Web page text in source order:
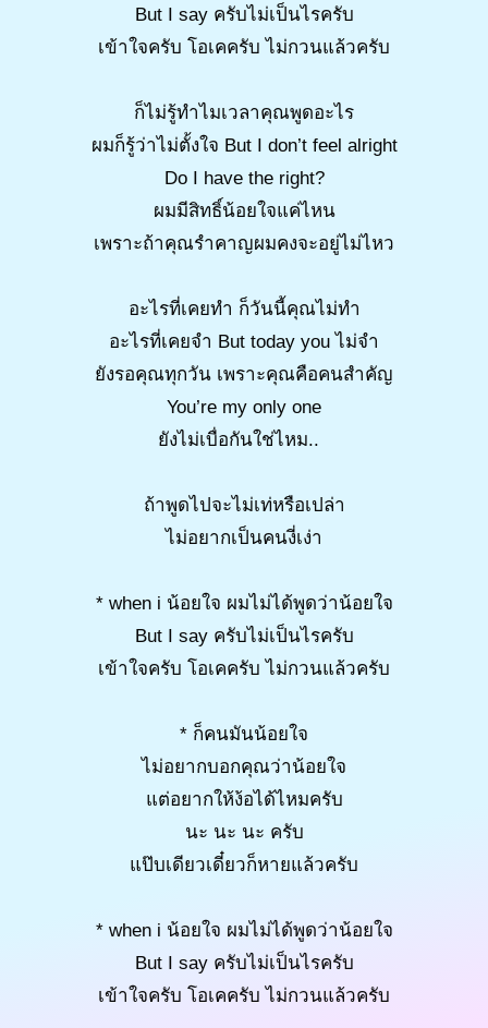
But I say ครับไม่เป็นไรครับ
เข้าใจครับ โอเคครับ ไม่กวนแล้วครับ
ก็ไม่รู้ทำไมเวลาคุณพูดอะไร
ผมก็รู้ว่าไม่ตั้งใจ But I don’t feel alright
Do I have the right?
ผมมีสิทธิ์น้อยใจแค่ไหน
เพราะถ้าคุณรำคาญผมคงจะอยู่ไม่ไหว
อะไรที่เคยทำ ก็วันนี้คุณไม่ทำ
อะไรที่เคยจำ But today you ไม่จำ
ยังรอคุณทุกวัน เพราะคุณคือคนสำคัญ
You’re my only one
ยังไม่เบื่อกันใช่ไหม..
ถ้าพูดไปจะไม่เท่หรือเปล่า
ไม่อยากเป็นคนงี่เง่า
* when i น้อยใจ ผมไม่ได้พูดว่าน้อยใจ
But I say ครับไม่เป็นไรครับ
เข้าใจครับ โอเคครับ ไม่กวนแล้วครับ
* ก็คนมันน้อยใจ
ไม่อยากบอกคุณว่าน้อยใจ
แต่อยากให้ง้อได้ไหมครับ
นะ นะ นะ ครับ
แป๊บเดียวเดี๋ยวก็หายแล้วครับ
* when i น้อยใจ ผมไม่ได้พูดว่าน้อยใจ
But I say ครับไม่เป็นไรครับ
เข้าใจครับ โอเคครับ ไม่กวนแล้วครับ